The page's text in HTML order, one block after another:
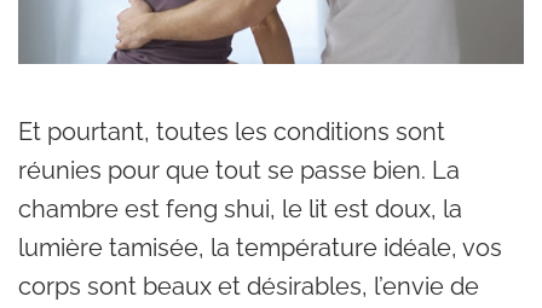
Et pourtant, toutes les conditions sont
réunies pour que tout se passe bien. La
chambre est feng shui, le lit est doux, la
lumière tamisée, la température idéale, vos
corps sont beaux et désirables, l’envie de